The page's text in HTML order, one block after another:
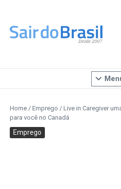
Home / Emprego / Live in Caregiver
para você no Canadá
Emprego